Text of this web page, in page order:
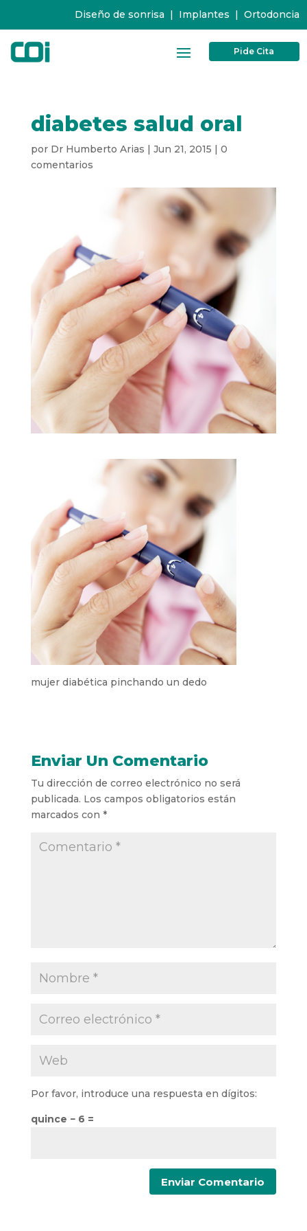
Diseño de sonrisa | Implantes | Ortodoncia
Pide Cita
diabetes salud oral
por Dr Humberto Arias | Jun 21, 2015 | 0
comentarios
mujer diabética pinchando un dedo
Enviar Un Comentario
Tu dirección de correo electrónico no será
publicada. Los campos obligatorios están
marcados con *
Por favor, introduce una respuesta en dígitos:
quince − 6 =